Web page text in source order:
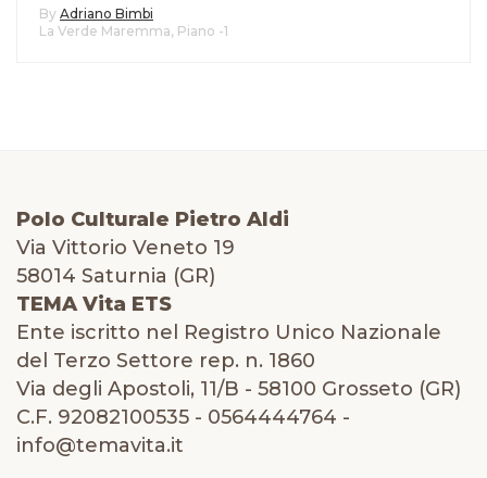
By Adriano Bimbi
La Verde Maremma, Piano -1
Polo Culturale Pietro Aldi
Via Vittorio Veneto 19
58014 Saturnia (GR)
TEMA Vita ETS
Ente iscritto nel Registro Unico Nazionale
del Terzo Settore rep. n. 1860
Via degli Apostoli, 11/B - 58100 Grosseto (GR)
C.F. 92082100535 - 0564444764 -
info@temavita.it